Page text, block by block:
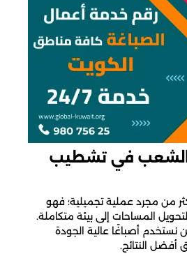
في تشطيب
من مجرد عملية تجميلية؛ فهو
المساحات إلى بيئة متكاملة.
نستخدم أصباغًا عالية الجودة
أفضل النتائج.